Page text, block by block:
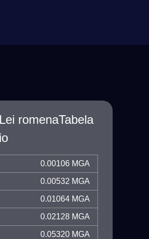
romenaTabela
0.00106 MGA
0.00532 MGA
0.01064 MGA
0.02128 MGA
0.05320 MGA